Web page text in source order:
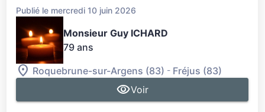
Publié le mercredi 10 juin 2026
Monsieur Guy ICHARD
79 ans
Roquebrune-sur-Argens (83) - Fréjus (83)
Voir